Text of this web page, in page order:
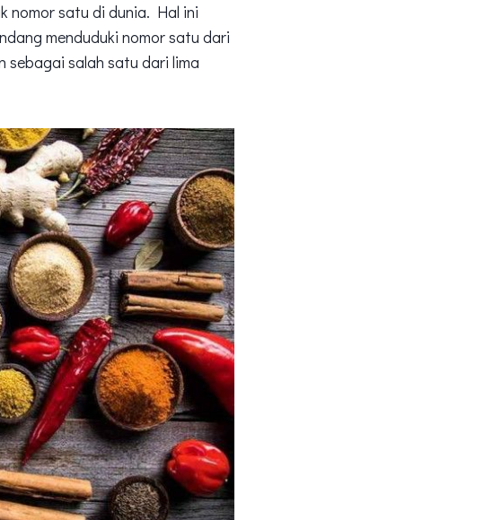
nomor satu di dunia. Hal ini
menduduki nomor satu dari
sebagai salah satu dari lima